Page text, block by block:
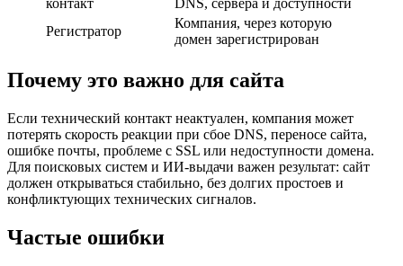
контакт
DNS, сервера и доступности
Регистратор
Компания, через которую
домен зарегистрирован
Почему это важно для сайта
Если технический контакт неактуален, компания может
потерять скорость реакции при сбое DNS, переносе сайта,
ошибке почты, проблеме с SSL или недоступности домена.
Для поисковых систем и ИИ-выдачи важен результат: сайт
должен открываться стабильно, без долгих простоев и
конфликтующих технических сигналов.
Частые ошибки